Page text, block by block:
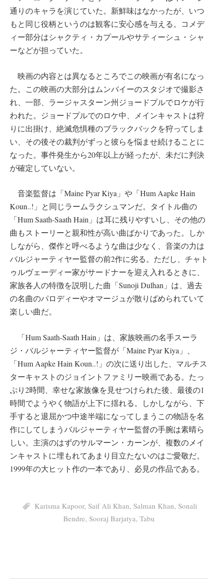
通りのキャラを演じていた。新鮮味はなかったが、いつ
もと同じ役柄というのは観客に安心感を与える。コメデ
ィー部分はシャクティ・カプールやサティーシュ・シャ
ーなどが担っていた。
映画の内容とは異なるところでこの映画が有名になっ
た。この映画の大部分はムンバイーのスタジオで撮影さ
れ、一部、ラージャスターン州ジョードプルでロケが行
われた。ジョードプルでのロケ中、メインキャストは狩
りに出掛け、絶滅危惧種のブラックバックを狩ってしま
い、その後その裁判がずっと彼らを悩ませ続けることに
なった。事件発生から20年以上が経ったが、未だに判決
が確定していない。
音楽監督は「Maine Pyar Kiya」や「Hum Aapke Hain
Koun..!」と同じラームラクシュマンだ。タイトル曲の
「Hum Saath-Saath Hain」は耳に残りやすいし、その他の
曲もストーリーと親和性が高い曲ばかりであった。しか
しながら、傑作と呼べるような曲は少なく、音楽の力は
バルジャーティヤー監督の前2作に劣る。ただし、チャト
ゥルヴェーディー家がサードナーを迎え入れるときに、
家族各人の特徴を説明した曲「Sunoji Dulhan」は、過去
の名曲のパロディーやオマージュが散りばめられていて
楽しい曲だ。
「Hum Saath-Saath Hain」は、家族映画の名手スーラ
ジ・バルジャーティヤー監督が「Maine Pyar Kiya」、
「Hum Aapke Hain Koun..!」の次に送り出した、マルチス
ターキャストのジョイントファミリー映画である。たっ
ぷり2時間、幸せな家族像を見せつけられた後、最後の1
時間でようやく物語が上下に揺れる。しかしながら、下
手すると退屈かつ中途半端になってしまうこの物語を名
作にしてしまうバルジャーティヤー監督の手腕は素晴ら
しい。主演のはずのサルマーン・カーンが、複数のメイ
ンキャストに埋もれてあまり目立たないのはご愛敬だ。
1999年の大ヒット作の一本であり、必見の作品である。
Karisma Kapoor, Saif Ali Khan, Salman Khan, Sonali
Bendre, Sooraj Barjatya, Tabu